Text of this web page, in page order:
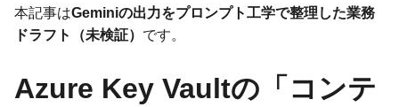
本記事はGeminiの出力をプロンプト工学で整理した業務
ドラフト（未検証） です。
Azure Key Vaultの「コンテ